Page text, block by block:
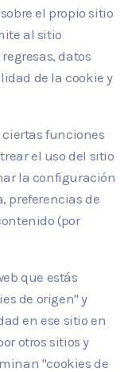
el propio sitio
al sitio
datos
de la cookie y
funciones
el uso del sitio
la configuración
preferencias de
(por
que estás
de origen" y
en ese sitio en
otros sitios y
"cookies de